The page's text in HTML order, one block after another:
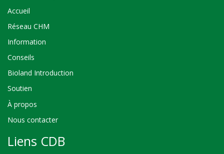
Accueil
Réseau CHM
Information
Conseils
Bioland Introduction
Soutien
À propos
Nous contacter
Liens CDB